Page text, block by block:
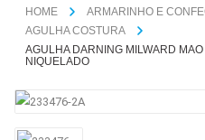
ARMARINHO E
AGULHA COSTURA
AGULHA DARNING MILWARD
NIQUELADO
1º caderno
2º linha
3